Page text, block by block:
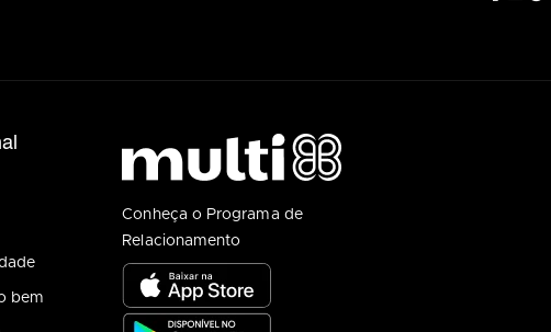
bem
Conheça o Programa de
Relacionamento